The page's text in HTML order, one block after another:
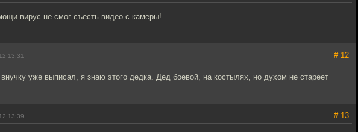
вирус не смог съесть видео с камеры!
13:31 # 12
уже выписал, я знаю этого дедка. Дед боевой, на костылях, но духом не стареет
13:39 # 13